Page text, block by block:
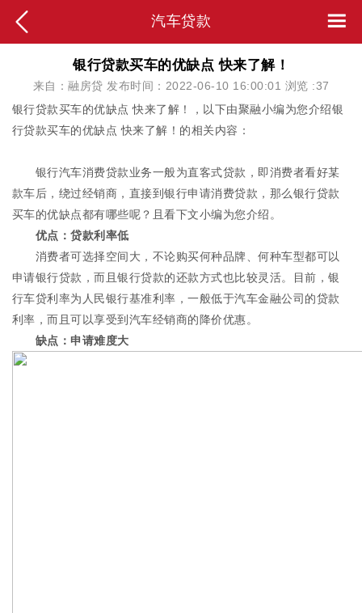
汽车贷款
银行贷款买车的优缺点 快来了解！
来自：融房贷 发布时间：2022-06-10 16:00:01 浏览 :37
银行贷款买车的优缺点 快来了解！，以下由聚融小编为您介绍银
行贷款买车的优缺点 快来了解！的相关内容：
银行汽车消费贷款业务一般为直客式贷款，即消费者看好某
款车后，绕过经销商，直接到银行申请消费贷款，那么银行贷款
买车的优缺点都有哪些呢？且看下文小编为您介绍。
优点：贷款利率低
消费者可选择空间大，不论购买何种品牌、何种车型都可以
申请银行贷款，而且银行贷款的还款方式也比较灵活。目前，银
行车贷利率为人民银行基准利率，一般低于汽车金融公司的贷款
利率，而且可以享受到汽车经销商的降价优惠。
缺点：申请难度大